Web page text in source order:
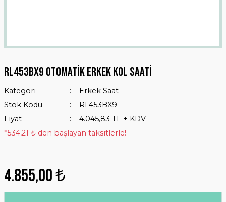
Rl453bx9 Otomatik Erkek Kol Saati
Kategori
Erkek Saat
Stok Kodu
RL453BX9
Fiyat
4.045,83 TL + KDV
*534,21 ₺ den başlayan taksitlerle!
4.855,00 ₺